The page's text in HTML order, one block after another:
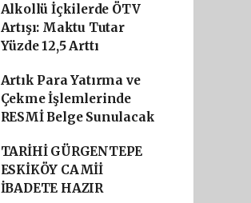
Alkollü İçkilerde ÖTV
Artışı: Maktu Tutar
Yüzde 12,5 Arttı
Artık Para Yatırma ve
Çekme İşlemlerinde
RESMİ Belge Sunulacak
TARİHİ GÜRGENTEPE
ESKİKÖY CAMİİ
İBADETE HAZIR